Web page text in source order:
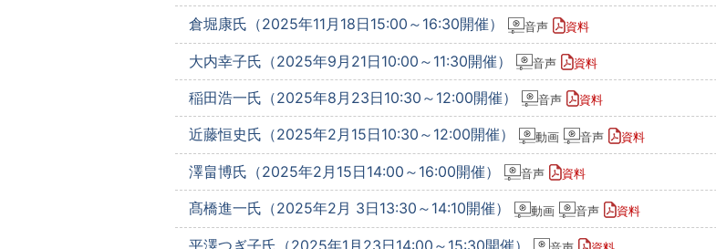
倉堀康氏（2025年11月18日15:00～16:30開催） 音声 資料
大内幸子氏（2025年9月21日10:00～11:30開催） 音声 資料
稲田浩一氏（2025年8月23日10:30～12:00開催） 音声 資料
近藤恒史氏（2025年2月15日10:30～12:00開催） 動画 音声 資料
澤畠博氏（2025年2月15日14:00～16:00開催） 音声 資料
髙橋進一氏（2025年2月 3日13:30～14:10開催） 動画 音声 資料
平澤つぎ子氏（2025年1月23日14:00～15:30開催）